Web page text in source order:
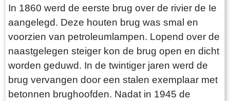
In 1860 werd de eerste brug over de rivier de Ie
aangelegd. Deze houten brug was smal en
voorzien van petroleumlampen. Lopend over de
naastgelegen steiger kon de brug open en dicht
worden geduwd. In de twintiger jaren werd de
brug vervangen door een stalen exemplaar met
betonnen brughoofden. Nadat in 1945 de